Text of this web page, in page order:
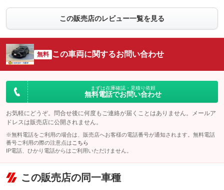
この販売店のレビュー一覧を見る
無料 この車両に関するお問い合わせ
まずは在庫確認・見積り依頼
無料電話でお問い合わせ
お気軽にどうぞ。問合せ後に何度もご連絡が届くことはありません。メールア
ドレスは販売店に公開されません。
※無料電話をご利用の場合は、販売店へお客様の電話番号が通知されます。無料電話
番号ご利用の際の注意点は こちら
IP電話、ひかり電話からはご利用いただけません。
この販売店の同一車種